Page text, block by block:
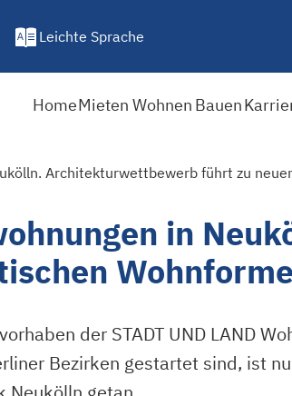
Leichte Sprache
HomeMieten Wohnen Bauen
in
der STADT UND LAND
Bezirken gestartet sind, ist